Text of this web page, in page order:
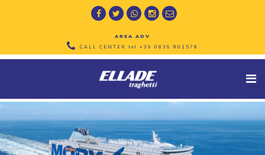
AREA ADV
CALL CENTER tel +39 0836 801578